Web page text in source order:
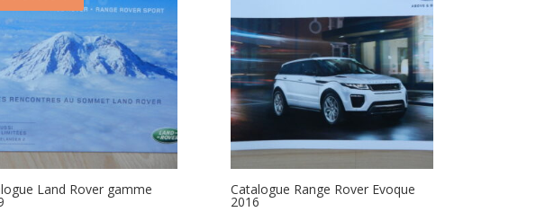
Land Rover gamme Catalogue Range Rover Evoque
2016